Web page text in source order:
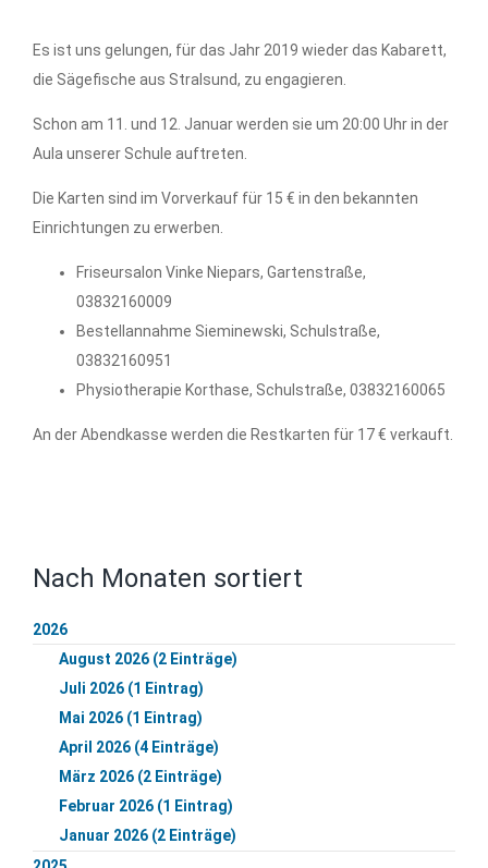
Es ist uns gelungen, für das Jahr 2019 wieder das Kabarett,
die Sägefische aus Stralsund, zu engagieren.
Schon am 11. und 12. Januar werden sie um 20:00 Uhr in der
Aula unserer Schule auftreten.
Die Karten sind im Vorverkauf für 15 € in den bekannten
Einrichtungen zu erwerben.
Friseursalon Vinke Niepars, Gartenstraße,
03832160009
Bestellannahme Sieminewski, Schulstraße,
03832160951
Physiotherapie Korthase, Schulstraße, 03832160065
An der Abendkasse werden die Restkarten für 17 € verkauft.
Nach Monaten sortiert
2026
August 2026 (2 Einträge)
Juli 2026 (1 Eintrag)
Mai 2026 (1 Eintrag)
April 2026 (4 Einträge)
März 2026 (2 Einträge)
Februar 2026 (1 Eintrag)
Januar 2026 (2 Einträge)